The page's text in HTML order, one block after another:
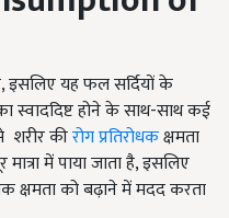
इसलिए यह फल सर्दियों के
स्वाददिष्ट होने के साथ-साथ कई
शरीर कीरोग प्रतिरोधकक्षमता
में पाया जाता है, इसलिए
क्षमता को बढ़ाने में मदद करता